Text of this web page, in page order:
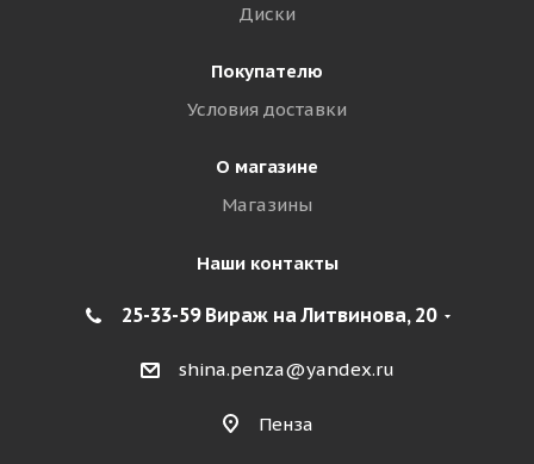
Диски
Покупателю
Условия доставки
О магазине
Магазины
Наши контакты
25-33-59 Вираж на Литвинова, 20
shina.penza@yandex.ru
Пенза